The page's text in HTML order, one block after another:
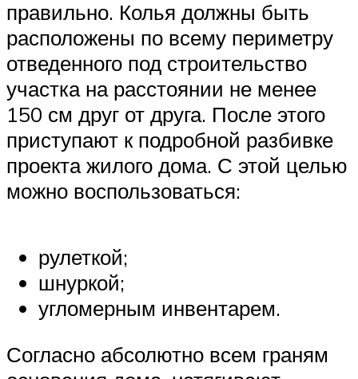
правильно. Колья должны быть
расположены по всему периметру
отведенного под строительство
участка на расстоянии не менее
150 см друг от друга. После этого
приступают к подробной разбивке
проекта жилого дома. С этой целью
можно воспользоваться:
рулеткой;
шнуркой;
угломерным инвентарем.
Согласно абсолютно всем граням